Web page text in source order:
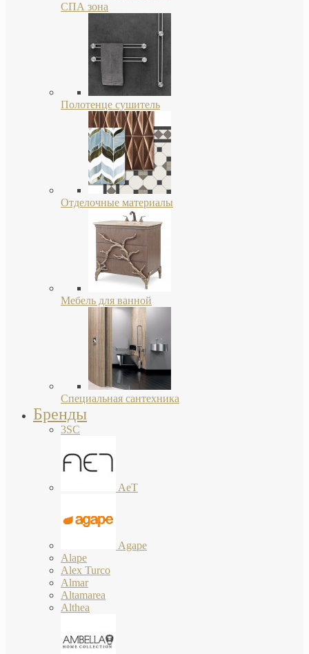
СПА зона
Полотенце сушитель
Отделочные материалы
Мебель для ванной
Специальная сантехника
Бренды
3SC
AeT
Agape
Alape
Alex Turco
Almar
Altamarea
Althea